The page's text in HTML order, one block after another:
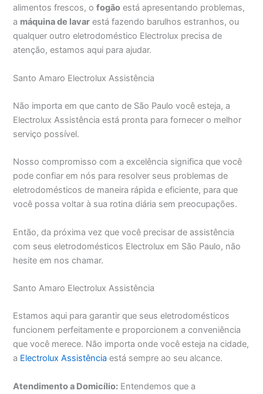
alimentos frescos, ofogão está apresentando problemas,
a máquina de lavar está fazendo barulhos estranhos, ou
qualquer outro eletrodoméstico Electrolux precisa de
atenção, estamos aqui para ajudar.
Santo Amaro Electrolux Assistência
Não importa em que canto de São Paulo você esteja, a
Electrolux Assistência está pronta para fornecer o melhor
serviço possível.
Nosso compromisso com a excelência significa que você
pode confiar em nós para resolver seus problemas de
eletrodomésticos de maneira rápida e eficiente, para que
você possa voltar à sua rotina diária sem preocupações.
Então, da próxima vez que você precisar de assistência
com seus eletrodomésticos Electrolux em São Paulo, não
hesite em nos chamar.
Santo Amaro Electrolux Assistência
Estamos aqui para garantir que seus eletrodomésticos
funcionem perfeitamente e proporcionem a conveniência
que você merece. Não importa onde você esteja na cidade,
a Electrolux Assistência está sempre ao seu alcance.
Atendimento a Domicílio: Entendemos que a